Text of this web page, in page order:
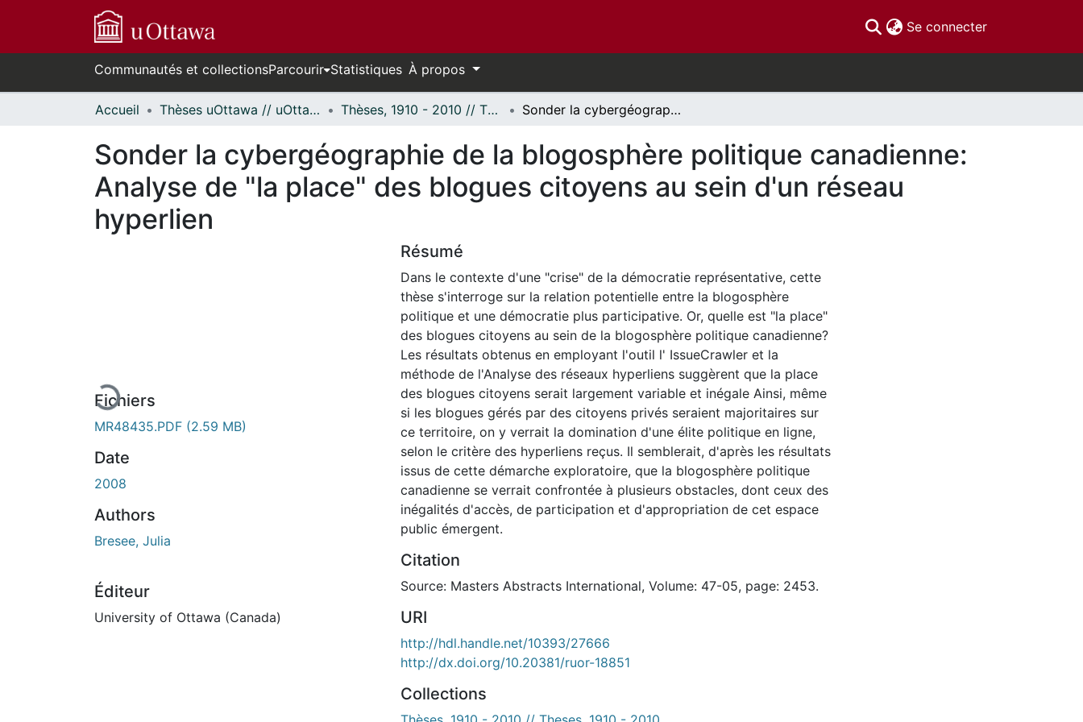
Se connecter(current)
Communautés et collectionsParcourir Statistiques À propos
Accueil Thèses uOttawa // uOttawa Theses Thèses, 1910 - 2010 // Theses, 1910 - 2010 Sonder la cybergéographie de la blogosphère politique canadienne: Analyse de "la place" des blogues citoyens au sein d'un réseau hyperlien
Sonder la cybergéographie de la blogosphère politique canadienne:
Analyse de "la place" des blogues citoyens au sein d'un réseau
hyperlien
Fichiers
MR48435.PDF (2.59 MB)
Date
2008
Authors
Bresee, Julia
Éditeur
University of Ottawa (Canada)
Résumé
Dans le contexte d'une "crise" de la démocratie représentative, cette
thèse s'interroge sur la relation potentielle entre la blogosphère
politique et une démocratie plus participative. Or, quelle est "la place"
des blogues citoyens au sein de la blogosphère politique canadienne?
Les résultats obtenus en employant l'outil l' IssueCrawler et la
méthode de l'Analyse des réseaux hyperliens suggèrent que la place
des blogues citoyens serait largement variable et inégale Ainsi, même
si les blogues gérés par des citoyens privés seraient majoritaires sur
ce territoire, on y verrait la domination d'une élite politique en ligne,
selon le critère des hyperliens reçus. Il semblerait, d'après les résultats
issus de cette démarche exploratoire, que la blogosphère politique
canadienne se verrait confrontée à plusieurs obstacles, dont ceux des
inégalités d'accès, de participation et d'appropriation de cet espace
public émergent.
Citation
Source: Masters Abstracts International, Volume: 47-05, page: 2453.
URI
http://hdl.handle.net/10393/27666
http://dx.doi.org/10.20381/ruor-18851
Collections